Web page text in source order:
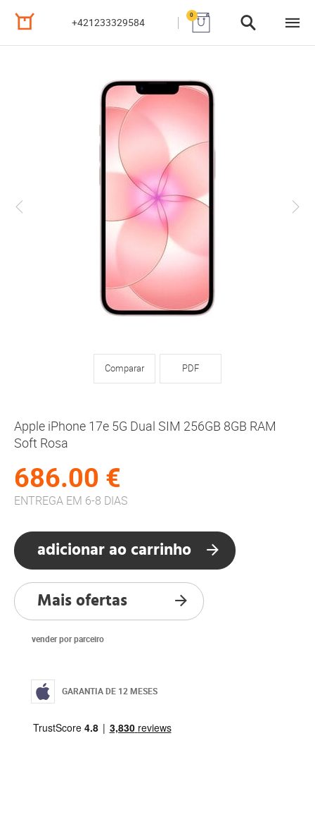
+421233329584
0
Comparar PDF
Apple iPhone 17e 5G Dual SIM 256GB 8GB RAM
Soft Rosa
686.00 €
ENTREGA EM 6-8 DIAS
adicionar ao carrinho
Mais ofertas
vender por parceiro
GARANTIA DE 12 MESES